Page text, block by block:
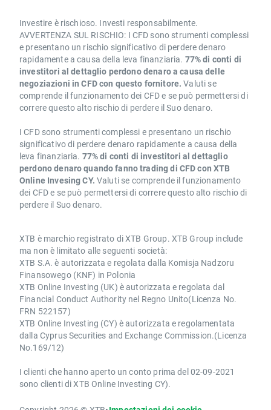
Investire è rischioso. Investi responsabilmente.
AVVERTENZA SUL RISCHIO: I CFD sono strumenti complessi
e presentano un rischio significativo di perdere denaro
rapidamente a causa della leva finanziaria. 77% di conti di
investitori al dettaglio perdono denaro a causa delle
negoziazioni in CFD con questo fornitore. Valuti se
comprende il funzionamento dei CFD e se può permettersi di
correre questo alto rischio di perdere il Suo denaro.
I CFD sono strumenti complessi e presentano un rischio
significativo di perdere denaro rapidamente a causa della
leva finanziaria. 77% di conti di investitori al dettaglio
perdono denaro quando fanno trading di CFD con XTB
Online Invesing CY. Valuti se comprende il funzionamento
dei CFD e se può permettersi di correre questo alto rischio di
perdere il Suo denaro.
XTB è marchio registrato di XTB Group. XTB Group include
ma non è limitato alle seguenti società:
XTB S.A. è autorizzata e regolata dalla Komisja Nadzoru
Finansowego (KNF) in Polonia
XTB Online Investing (UK) è autorizzata e regolata dal
Financial Conduct Authority nel Regno Unito(Licenza No.
FRN 522157)
XTB Online Investing (CY) è autorizzata e regolamentata
dalla Cyprus Securities and Exchange Commission.(Licenza
No.169/12)
I clienti che hanno aperto un conto prima del 02-09-2021
sono clienti di XTB Online Investing CY).